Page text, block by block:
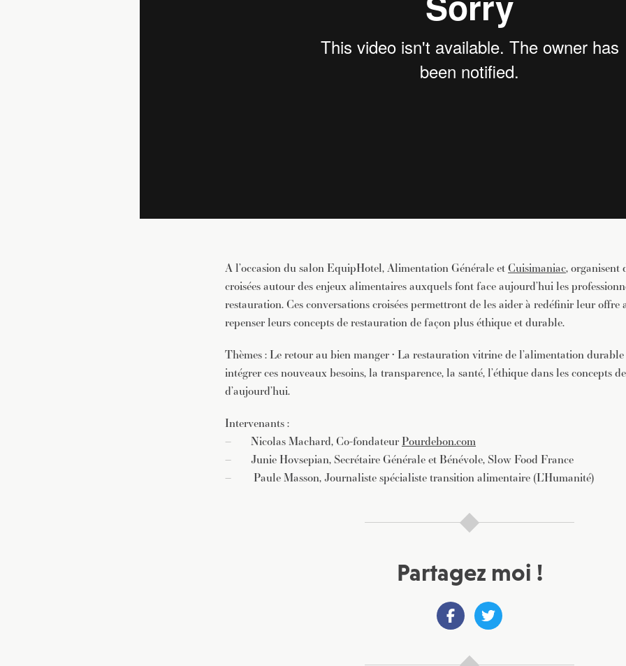
A l’occasion du salon EquipHotel, Alimentation Générale etCuisimaniac, organisent
croisées autour des enjeux alimentaires auxquels font face aujourd’hui les
restauration. Ces conversations croisées permettront de les aider à redéfinir leur offre
repenser leurs concepts de restauration de façon plus éthique et durable.
Thèmes : Le retour au bien manger • La restauration vitrine de l’alimentation durable
intégrer ces nouveaux besoins, la transparence, la santé, l’éthique dans les concepts
d’aujourd’hui.
Intervenants :
– Nicolas Machard, Co-fondateurPourdebon.com
– Junie Hovsepian, Secrétaire Générale et Bénévole, Slow Food France
– Paule Masson, Journaliste spécialiste transition alimentaire (L’Humanité)
Partagez moi !